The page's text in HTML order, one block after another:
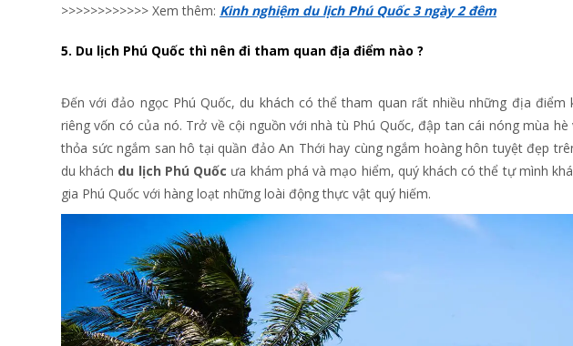
>>>>>>>>>>>> Xem thêm: Kinh nghiệm du lịch Phú Quốc 3 ngày 2 đêm
5. Du lịch Phú Quốc thì nên đi tham quan địa điểm nào ?
Đến với đảo ngọc Phú Quốc, du khách có thể tham quan rất nhiều những địa
riêng vốn có của nó. Trở về cội nguồn với nhà tù Phú Quốc, đập tan cái nóng mùa
thỏa sức ngắm san hô tại quần đảo An Thới hay cùng ngắm hoàng hôn tuyệt đẹp
du khách du lịch Phú Quốc ưa khám phá và mạo hiểm, quý khách có thể tự mình
gia Phú Quốc với hàng loạt những loài động thực vật quý hiếm.